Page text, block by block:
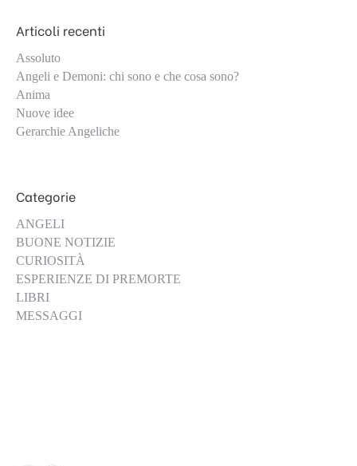
Articoli recenti
Assoluto
Angeli e Demoni: chi sono e che cosa sono?
Anima
Nuove idee
Gerarchie Angeliche
Categorie
ANGELI
BUONE NOTIZIE
CURIOSITÀ
ESPERIENZE DI PREMORTE
LIBRI
MESSAGGI